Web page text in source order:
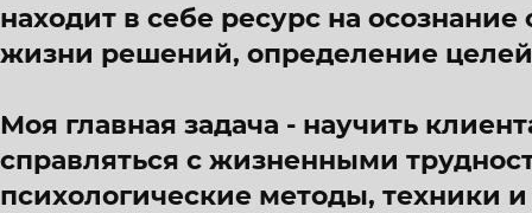
находит в себе ресурс на
жизни решений, определение
Моя главная задача - научить
справляться с жизненными
психологические методы, техники